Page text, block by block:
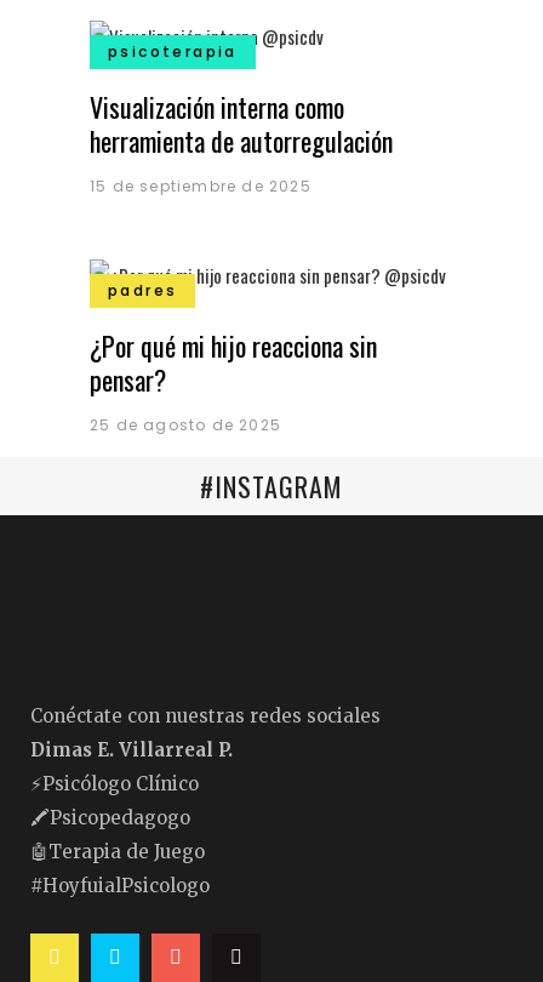
psicoterapia
Visualización interna como
herramienta de autorregulación
15 de septiembre de 2025
padres
¿Por qué mi hijo reacciona sin
pensar?
25 de agosto de 2025
#INSTAGRAM
Conéctate con nuestras redes sociales
Dimas E. Villarreal P.
⚡️Psicólogo Clínico
🖍Psicopedagogo
🤖Terapia de Juego
#HoyfuialPsicologo